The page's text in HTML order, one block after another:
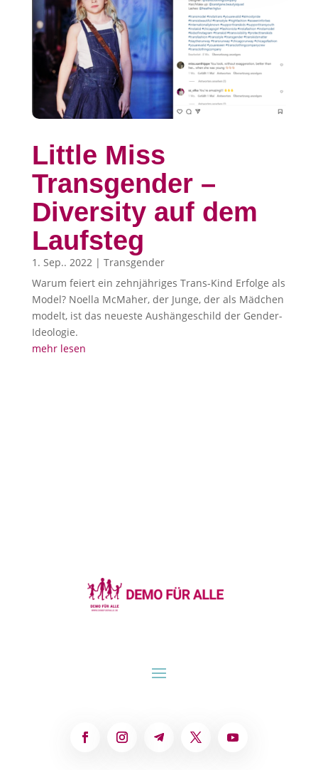
Little Miss
Transgender –
Diversity auf dem
Laufsteg
1. Sep.. 2022| Transgender
Warum feiert ein zehnjähriges Trans-Kind Erfolge als
Model? Noella McMaher, der Junge, der als Mädchen
modelt, ist das neueste Aushängeschild der Gender-
Ideologie.
mehr lesen